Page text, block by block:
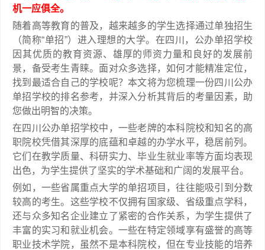
机一应俱全。
随着高等教育的普及，越来越多的学生选择通过单独招生
（简称“单招”）进入理想的大学。在四川，公办单招学校
因其优质的教育资源、雄厚的师资力量和良好的发展前
景，备受考生青睐。面对众多选择，如何才能精准定位，
找到最适合自己的学校呢？本文将为您梳理一份四川公办
单招学校的排名参考，并深入分析其背后的考量因素，助
您做出明智的决策。
在四川公办单招学校中，一些老牌的本科院校和知名的高
职院校凭借其深厚的底蕴和卓越的办学水平，稳居前列。
它们在教学质量、科研实力、毕业生就业率等方面均表现
出色，为学生提供了坚实的学术基础和广阔的发展平台。
例如，一些省属重点大学的单招项目，往往能吸引到分数
较高的考生。这些学校不仅拥有国家级、省级重点学科，
还与众多知名企业建立了紧密的合作关系，为学生提供了
丰富的实习和就业机会。一些在特定领域享有盛誉的高等
职业技术学院，虽然不是本科院校，但在专业技能的培养